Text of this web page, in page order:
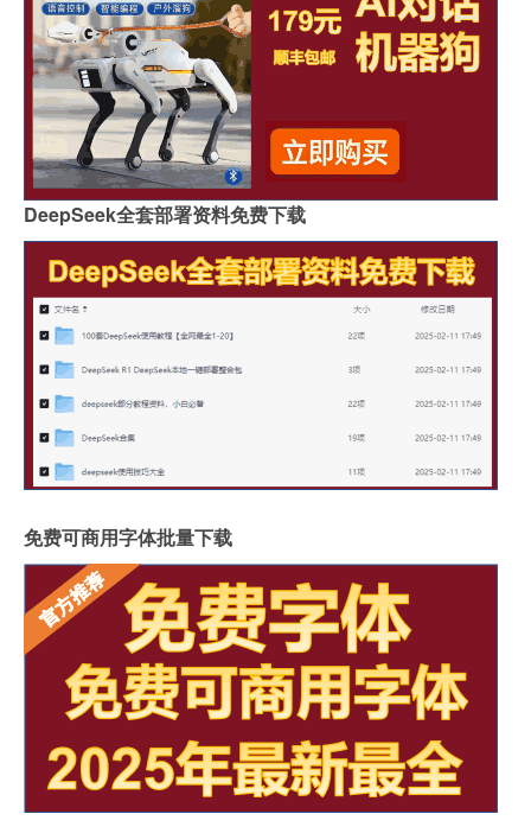
DeepSeek全套部署资料免费下载
免费可商用字体批量下载